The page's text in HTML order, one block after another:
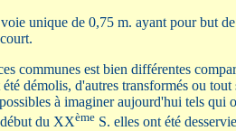
unique de 0,75 m. ayant pour but
communes est bien différentes
démolis, d'autres transformés ou
à imaginer aujourd'hui tels
début du XXème S. elles ont été